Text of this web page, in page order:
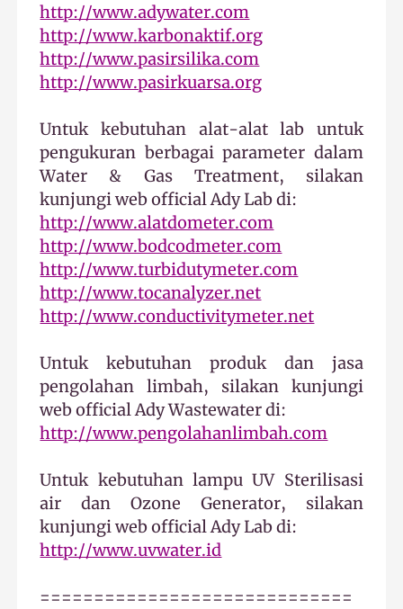
http://www.adywater.com
http://www.karbonaktif.org
http://www.pasirsilika.com
http://www.pasirkuarsa.org
Untuk kebutuhan alat-alat lab untuk
pengukuran berbagai parameter dalam
Water & Gas Treatment, silakan
kunjungi web official Ady Lab di:
http://www.alatdometer.com
http://www.bodcodmeter.com
http://www.turbidutymeter.com
http://www.tocanalyzer.net
http://www.conductivitymeter.net
Untuk kebutuhan produk dan jasa
pengolahan limbah, silakan kunjungi
web official Ady Wastewater di:
http://www.pengolahanlimbah.com
Untuk kebutuhan lampu UV Sterilisasi
air dan Ozone Generator, silakan
kunjungi web official Ady Lab di:
http://www.uvwater.id
=============================